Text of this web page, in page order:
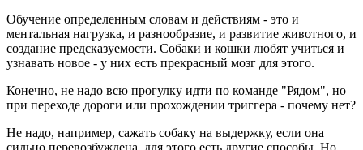
Обучение определенным словам и действиям - это и
ментальная нагрузка, и разнообразие, и развитие животного, и
создание предсказуемости. Собаки и кошки любят учиться и
узнавать новое - у них есть прекрасный мозг для этого.
Конечно, не надо всю прогулку идти по команде "Рядом", но
при переходе дороги или прохождении триггера - почему нет?
Не надо, например, сажать собаку на выдержку, если она